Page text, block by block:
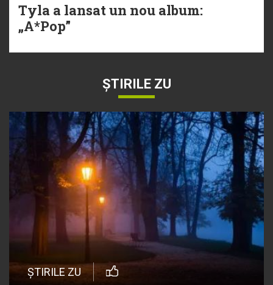
Tyla a lansat un nou album:
„A*Pop”
ȘTIRILE ZU
ȘTIRILE ZU